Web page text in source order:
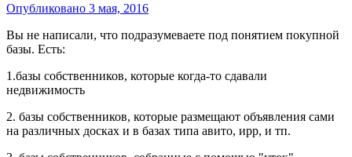
Опубликовано 3 мая, 2016
Вы не написали, что подразумеваете под понятием покупной
базы. Есть:
1.базы собственников, которые когда-то сдавали
недвижимость
2. базы собственников, которые размещают объявления сами
на различных досках и в базах типа авито, ирр, и тп.